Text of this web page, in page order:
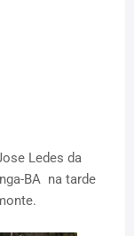
Ledes da
BA na tarde